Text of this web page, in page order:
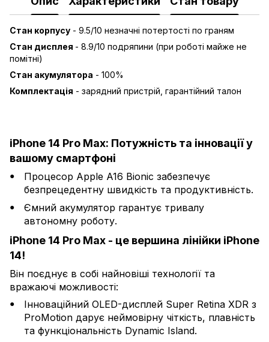
Стан корпусу - 9.5/10 незначні потертості по граням
Стан дисплея - 8.9/10 подряпини (при роботі майже не
помітні)
Стан акумулятора - 100%
Комплектація - зарядний пристрій, гарантійний талон
iPhone 14 Pro Max: Потужність та інновації у
вашому смартфоні
Процесор Apple A16 Bionic забезпечує
безпрецедентну швидкість та продуктивність.
Ємний акумулятор гарантує тривалу
автономну роботу.
iPhone 14 Pro Max - це вершина лінійки iPhone
14!
Він поєднує в собі найновіші технології та
вражаючі можливості:
Інноваційний OLED-дисплей Super Retina XDR з
ProMotion дарує неймовірну чіткість, плавність
та функціональність Dynamic Island.